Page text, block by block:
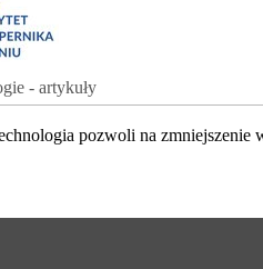
- artykuły
pozwoli na